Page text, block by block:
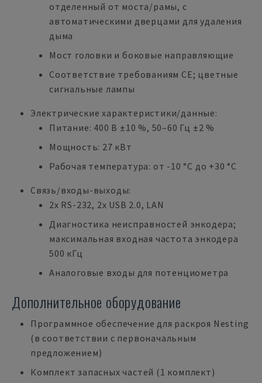
отделенный от моста/рамы, с
автоматическими дверцами для удаления
дыма
Мост головки и боковые направляющие
Соответствие требованиям CE; цветные
сигнальные лампы
Электрические характеристики/данные:
Питание: 400 В ±10 %, 50–60 Гц ±2 %
Мощность: 27 кВт
Рабочая температура: от -10 °C до +30 °C
Связь/входы-выходы:
2x RS-232, 2x USB 2.0, LAN
Диагностика неисправностей энкодера;
максимальная входная частота энкодера
500 кГц
Аналоговые входы для потенциометра
Дополнительное оборудование
Программное обеспечение для раскроя Nesting
(в соответствии с первоначальным
предложением)
Комплект запасных частей (1 комплект)